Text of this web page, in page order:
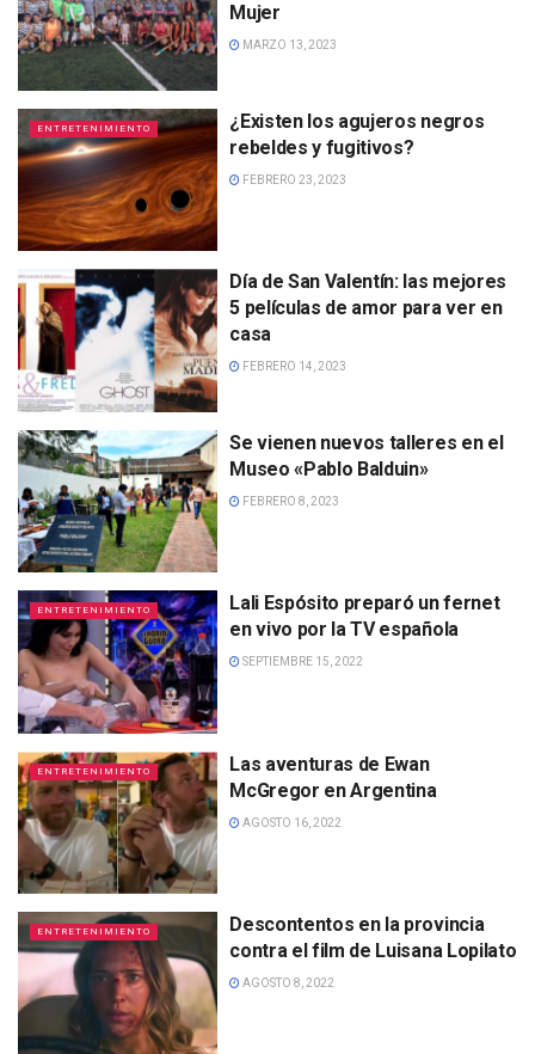
Mujer
MARZO 13, 2023
ENTRETENIMIENTO
¿Existen los agujeros negros
rebeldes y fugitivos?
FEBRERO 23, 2023
Día de San Valentín: las mejores
5 películas de amor para ver en
casa
FEBRERO 14, 2023
Se vienen nuevos talleres en el
Museo «Pablo Balduin»
FEBRERO 8, 2023
ENTRETENIMIENTO
Lali Espósito preparó un fernet
en vivo por la TV española
SEPTIEMBRE 15, 2022
ENTRETENIMIENTO
Las aventuras de Ewan
McGregor en Argentina
AGOSTO 16, 2022
ENTRETENIMIENTO
Descontentos en la provincia
contra el film de Luisana Lopilato
AGOSTO 8, 2022